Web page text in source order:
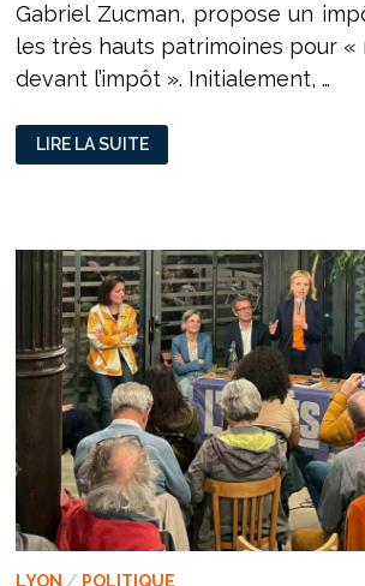
Gabriel Zucman, propose un
les très hauts patrimoines pour «
devant l’impôt ». Initialement, …
LE
PARTI
SOCIALISTE
DANS
UN
BUDGET
2026
SOUS
TENSION
LIRE LA SUITE
LYON / POLITIQUE